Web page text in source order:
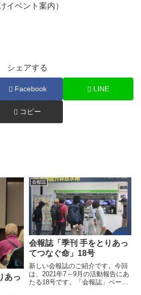
イベント案内）
シェアする
Facebook LINE
コピー
あっ
会報誌
会報誌「季刊 手をとりあっ
てつなぐ命」18号
新しい会報誌のご紹介です。今回
は、2021年7～9月の活動報告にあ
たる18号です。「会報誌」ページ